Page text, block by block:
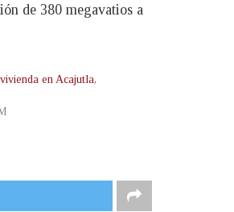
de 380 megavatios a
en Acajutla,